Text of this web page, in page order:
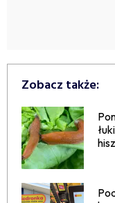
Zobacz także: